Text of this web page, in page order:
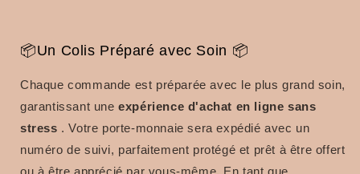
📦Un Colis Préparé avec Soin 📦
Chaque commande est préparée avec le plus grand soin,
garantissant uneexpérience d'achat en ligne sans
stress . Votre porte-monnaie sera expédié avec un
numéro de suivi, parfaitement protégé et prêt à être offert
ou à être apprécié par vous-même. En tant que